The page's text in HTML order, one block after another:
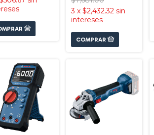
3 x $2,432.32 sin
intereses